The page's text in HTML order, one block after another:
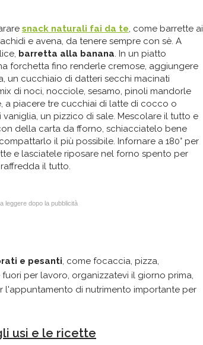
snack naturali fai da te, come barrette ai
e avena, da tenere sempre con sè. A
barretta alla banana. In un piatto
forchetta fino renderle cremose, aggiungere
un cucchiaio di datteri secchi macinati
di noci, nocciole, sesamo, pinoli mandorle
a piacere tre cucchiai di latte di cocco o
un pizzico di sale. Mescolare il tutto e
della carta da fforno, schiacciatelo bene
il più possibile. Infornare a 180° per
e lasciatele riposare nel forno spento per
il tutto.
leggere dopo la pubblicità
e pesanti, come focaccia, pizza,
per lavoro, organizzatevi il giorno prima,
l'appuntamento di nutrimento importante per
usi e le ricette